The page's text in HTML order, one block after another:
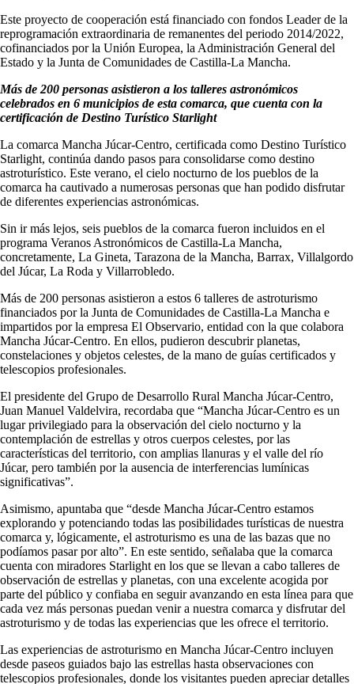
Este proyecto de cooperación está financiado con fondos Leader de la
reprogramación extraordinaria de remanentes del periodo 2014/2022,
cofinanciados por la Unión Europea, la Administración General del
Estado y la Junta de Comunidades de Castilla-La Mancha.
Más de 200 personas asistieron a los talleres astronómicos
celebrados en 6 municipios de esta comarca, que cuenta con la
certificación de Destino Turístico Starlight
La comarca Mancha Júcar-Centro, certificada como Destino Turístico
Starlight, continúa dando pasos para consolidarse como destino
astroturístico. Este verano, el cielo nocturno de los pueblos de la
comarca ha cautivado a numerosas personas que han podido disfrutar
de diferentes experiencias astronómicas.
Sin ir más lejos, seis pueblos de la comarca fueron incluidos en el
programa Veranos Astronómicos de Castilla-La Mancha,
concretamente, La Gineta, Tarazona de la Mancha, Barrax, Villalgordo
del Júcar, La Roda y Villarrobledo.
Más de 200 personas asistieron a estos 6 talleres de astroturismo
financiados por la Junta de Comunidades de Castilla-La Mancha e
impartidos por la empresa El Observario, entidad con la que colabora
Mancha Júcar-Centro. En ellos, pudieron descubrir planetas,
constelaciones y objetos celestes, de la mano de guías certificados y
telescopios profesionales.
El presidente del Grupo de Desarrollo Rural Mancha Júcar-Centro,
Juan Manuel Valdelvira, recordaba que “Mancha Júcar-Centro es un
lugar privilegiado para la observación del cielo nocturno y la
contemplación de estrellas y otros cuerpos celestes, por las
características del territorio, con amplias llanuras y el valle del río
Júcar, pero también por la ausencia de interferencias lumínicas
significativas”.
Asimismo, apuntaba que “desde Mancha Júcar-Centro estamos
explorando y potenciando todas las posibilidades turísticas de nuestra
comarca y, lógicamente, el astroturismo es una de las bazas que no
podíamos pasar por alto”. En este sentido, señalaba que la comarca
cuenta con miradores Starlight en los que se llevan a cabo talleres de
observación de estrellas y planetas, con una excelente acogida por
parte del público y confiaba en seguir avanzando en esta línea para que
cada vez más personas puedan venir a nuestra comarca y disfrutar del
astroturismo y de todas las experiencias que les ofrece el territorio.
Las experiencias de astroturismo en Mancha Júcar-Centro incluyen
desde paseos guiados bajo las estrellas hasta observaciones con
telescopios profesionales, donde los visitantes pueden apreciar detalles